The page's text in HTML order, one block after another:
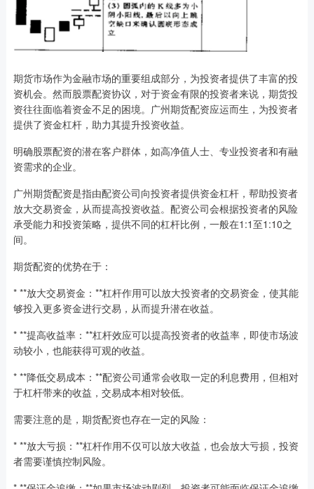
期货市场作为金融市场的重要组成部分，为投资者提供了丰富的投
资机会。然而股票配资协议，对于资金有限的投资者来说，期货投
资往往面临着资金不足的困境。广州期货配资应运而生，为投资者
提供了资金杠杆，助力其提升投资收益。
明确股票配资的潜在客户群体，如高净值人士、专业投资者和有融
资需求的企业。
广州期货配资是指由配资公司向投资者提供资金杠杆，帮助投资者
放大交易资金，从而提高投资收益。配资公司会根据投资者的风险
承受能力和投资策略，提供不同的杠杆比例，一般在1:1至1:10之
间。
期货配资的优势在于：
* **放大交易资金：**杠杆作用可以放大投资者的交易资金，使其能
够投入更多资金进行交易，从而提升潜在收益。
* **提高收益率：**杠杆效应可以提高投资者的收益率，即使市场波
动较小，也能获得可观的收益。
* **降低交易成本：**配资公司通常会收取一定的利息费用，但相对
于杠杆带来的收益，交易成本相对较低。
需要注意的是，期货配资也存在一定的风险：
* **放大亏损：**杠杆作用不仅可以放大收益，也会放大亏损，投资
者需要谨慎控制风险。